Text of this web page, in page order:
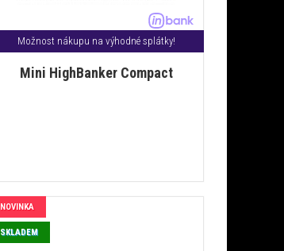
Možnost nákupu na výhodné splátky!
Mini HighBanker Compact
NOVINKA
SKLADEM